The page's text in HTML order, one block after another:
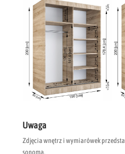
Uwaga
Zdjęcia wnętrz i wymiarówek
sonoma,